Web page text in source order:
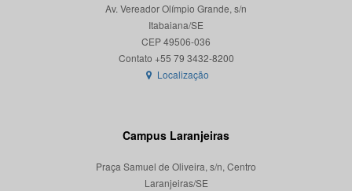
Av. Vereador Olímpio Grande, s/n
Itabaiana/SE
CEP 49506-036
Localização
Campus Laranjeiras
Praça Samuel de Oliveira, s/n, Centro
Laranjeiras/SE